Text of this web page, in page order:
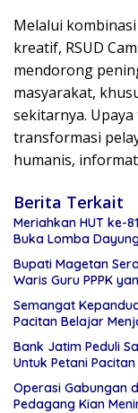
Melalui
kreatif, RSUD
mendorong
masyarakat,
sekitarnya.
transformasi
humanis,
Berita Terkait
Meriahkan HUT ke-
Buka Lomba
Bupati Magetan
Waris Guru PPPK
Semangat
Pacitan Belajar
Bank Jatim Peduli
Untuk Petani Pacitan
Operasi Gabungan
Pedagang Kian